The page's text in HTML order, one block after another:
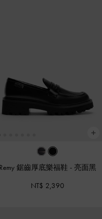
Remy 鋸齒厚底樂福鞋 - 亮面黑
NT$ 2,390